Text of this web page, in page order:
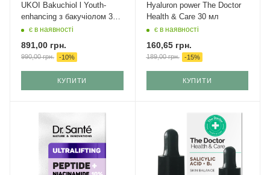
UKOI Bakuchiol l Youth-
enhancing з бакучіолом 30
млє в наявності
891,00 грн.
990,00грн. -10%
КУПИТИ
Hyaluron power The Doctor
Health & Care 30 мл
є в наявності
160,65грн.
189,00грн. -15%
КУПИТИ